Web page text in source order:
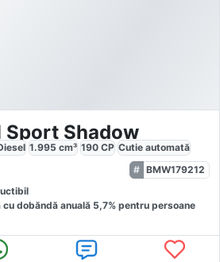
Sport Shadow
1.995 cm³ 190 CP Cutie automată
BMW179212
cu dobăndă anuală 5,7% pentru persoane